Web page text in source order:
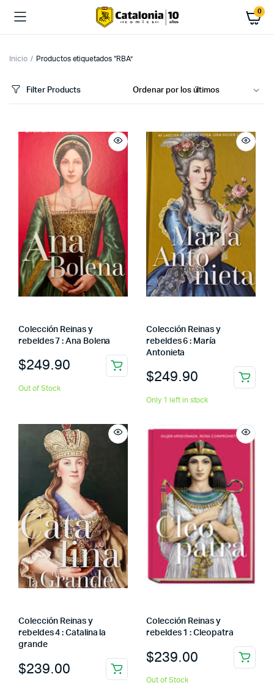
0
Inicio Productos etiquetados “RBA”
Filter Products
Colección Reinas y
rebeldes 7 : Ana Bolena
$249.90
Out of Stock
Colección Reinas y
rebeldes 6 : María
Antonieta
$249.90
Only 1 left in stock
Colección Reinas y
rebeldes 4 : Catalina la
grande
$239.00
Colección Reinas y
rebeldes 1 : Cleopatra
$239.00
Out of Stock